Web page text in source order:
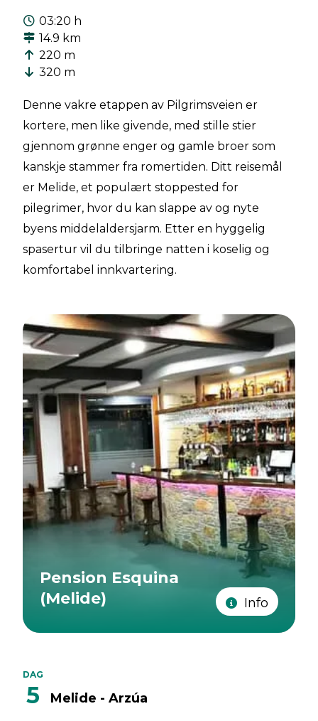
03:20 h
14.9 km
220 m
320 m
Denne vakre etappen av Pilgrimsveien er
kortere, men like givende, med stille stier
gjennom grønne enger og gamle broer som
kanskje stammer fra romertiden. Ditt reisemål
er Melide, et populært stoppested for
pilegrimer, hvor du kan slappe av og nyte
byens middelaldersjarm. Etter en hyggelig
spasertur vil du tilbringe natten i koselig og
komfortabel innkvartering.
Pension Esquina
(Melide)
Info
DAG
5 Melide - Arzúa